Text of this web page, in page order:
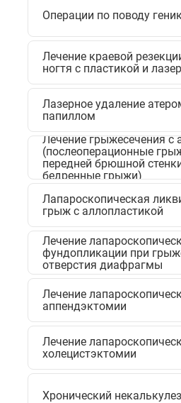
Операции по поводу
Лечение краевой
ногтя с пластикой и
Лазерное удаление
папиллом
Лечение грыжесечения с
(послеоперационные
передней брюшной
бедренные грыжи)
Лапароскопическая
грыж с аллопластикой
Лечение
фундопликации при
отверстия диафрагмы
Лечение
аппендэктомии
Лечение
холецистэктомии
Хронический